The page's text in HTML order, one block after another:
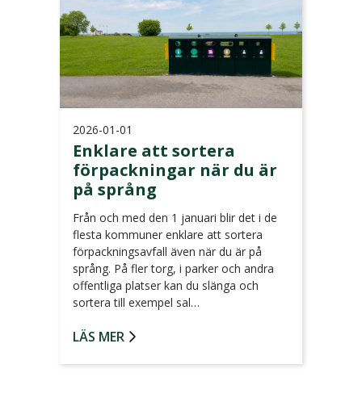
2026-01-01
Enklare att sortera
förpackningar när du är
på språng
Från och med den 1 januari blir det i de
flesta kommuner enklare att sortera
förpackningsavfall även när du är på
språng. På fler torg, i parker och andra
offentliga platser kan du slänga och
sortera till exempel sal…
LÄS MER